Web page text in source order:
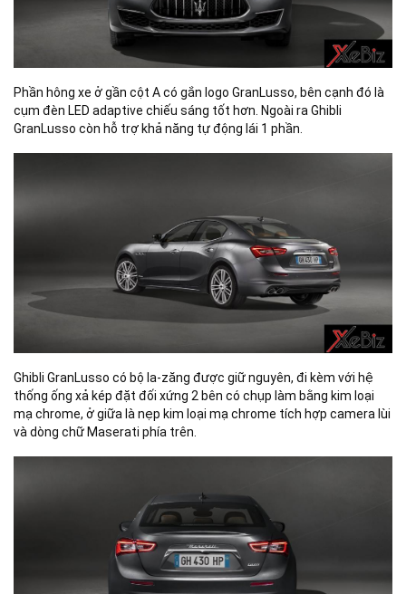
Phần hông xe ở gần cột A có gắn logo GranLusso, bên cạnh đó là
cụm đèn LED adaptive chiếu sáng tốt hơn. Ngoài ra Ghibli
GranLusso còn hỗ trợ khả năng tự động lái 1 phần.
Ghibli GranLusso có bộ la-zăng được giữ nguyên, đi kèm với hệ
thống ống xả kép đặt đối xứng 2 bên có chụp làm bằng kim loại
mạ chrome, ở giữa là nẹp kim loại mạ chrome tích hợp camera lùi
và dòng chữ Maserati phía trên.